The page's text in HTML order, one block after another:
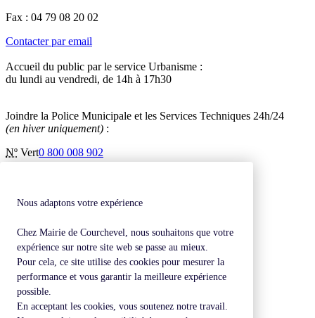
Nous adaptons votre expérience
Chez Mairie de Courchevel, nous souhaitons que votre
expérience sur notre site web se passe au mieux.
Pour cela, ce site utilise des cookies pour mesurer la
performance et vous garantir la meilleure expérience
possible.
En acceptant les cookies, vous soutenez notre travail.
Fax : 04 79 08 20 02
Contacter par email
Accueil du public par le service Urbanisme :
du lundi au vendredi, de 14h à 17h30
Joindre la Police Municipale et les Services Techniques 24h/24
(en hiver uniquement) :
Nº Vert0 800 008 902
Mentions légales
Revenir en haut de page